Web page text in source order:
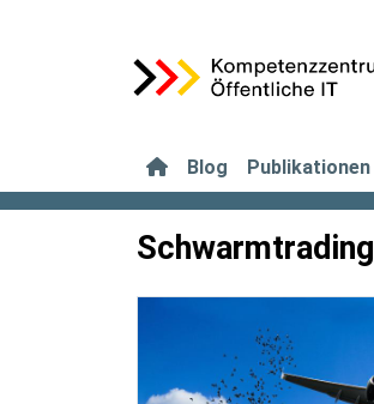
Blog Publikationen
Schwarmtrading